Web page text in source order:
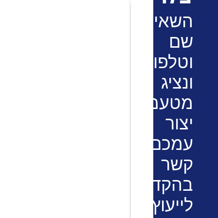
השאירו
שם
וטלפון
ונציג
מטעמנו
יצור
עמכם
קשר
בהקדם
לייעוץ